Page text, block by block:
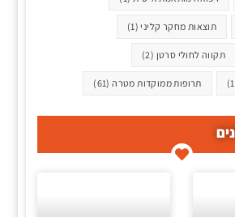
תוצאות מחקר קליני(1)
תקווה לחולי סרטן (2)
תרופות ממוקדות מטרה(61)